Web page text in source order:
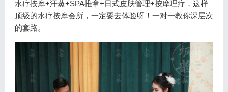
水疗按摩+汗蒸+SPA推拿+日式皮肤管理+按摩理疗，这样
顶级的水疗按摩会所，一定要去体验呀！一对一教你深层次
的套路。